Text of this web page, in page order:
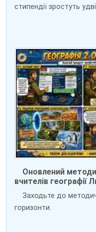
стипендії зростуть
Оновлений
вчителів географії
Заходьте до
горизонти.